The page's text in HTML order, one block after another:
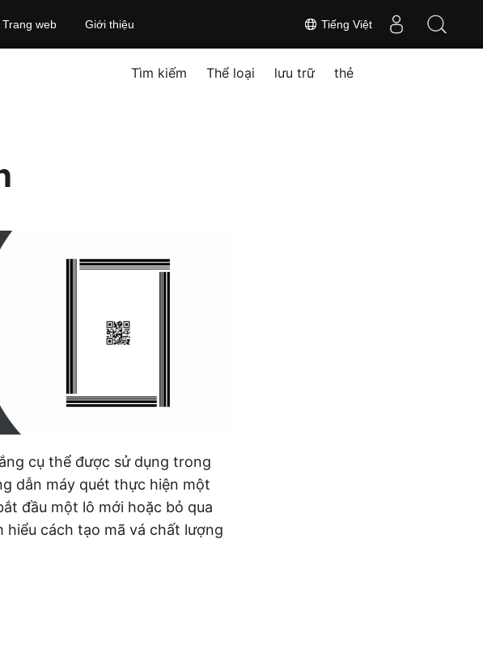
Tiếng Việt
Trang web Giới thiệu
Tìm kiếm Thể loại lưu trữ thẻ
cụ thể được sử dụng trong
dẫn máy quét thực hiện một
đầu một lô mới hoặc bỏ qua
cách tạo mã vá chất lượng